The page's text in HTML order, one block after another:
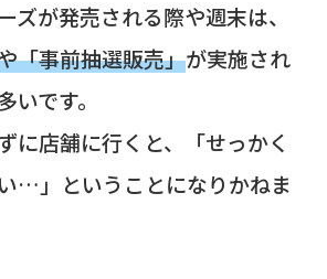
ズが発売される際や週末は、
「事前抽選販売」が実施され
いです。
に店舗に行くと、「せっかく
…」ということになりかねま